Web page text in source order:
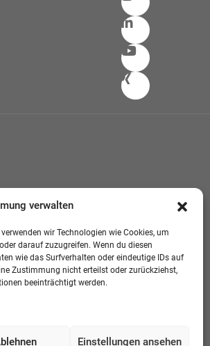
verwalten
wir Technologien wie Cookies, um
darauf zuzugreifen. Wenn du diesen
wie das Surfverhalten oder eindeutige IDs auf
Zustimmung nicht erteilst oder zurückziehst,
beeinträchtigt werden.
Einstellungen ansehen